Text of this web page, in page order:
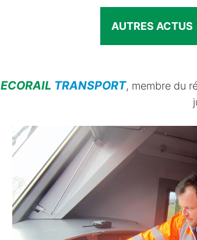
AUTRES ACTUS
ECORAIL TRANSPORT, membre du